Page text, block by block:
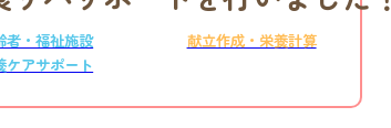
者・福祉施設
ケアサポート
献立作成・栄養計算